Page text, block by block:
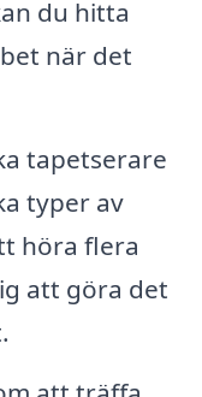
du hitta
när det
tapetserare
typer av
höra flera
att göra det